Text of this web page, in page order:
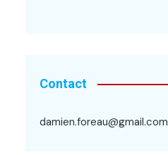
Contact
damien.foreau@gmail.com